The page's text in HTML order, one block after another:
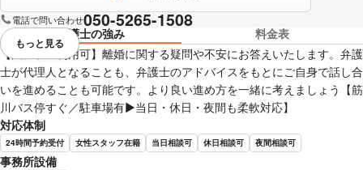
電話で問い合わせ050-5265-1508
弁護士の強み
料金表
【法テラス利用可】離婚に関する疑問や不安にお答えいたします。弁護
士が代理人となることも、弁護士のアドバイスをもとにご自身で話し合
いを進めることも可能です。より良い進め方を一緒に考えましょう【筋
川バス停すぐ／駐車場有▶︎当日・休日・夜間も柔軟対応】
対応体制
24時間予約受付 女性スタッフ在籍 当日相談可 休日相談可 夜間相談可
事務所設備
視覚的に省略されている要素を
もっと見る